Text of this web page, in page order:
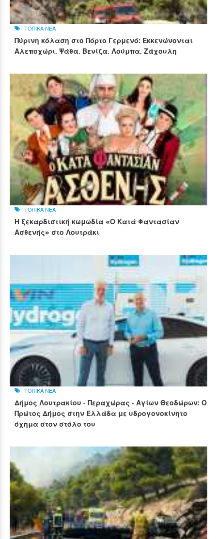
ΤΟΠΙΚΑ ΝΕΑ
Πύρινη κόλαση στο Πόρτο Γερμενό: Εκκενώνονται
Αλεποχώρι, Ψάθα, Βενίζα, Λούμπα, Ζάχουλη
ΤΟΠΙΚΑ ΝΕΑ
Η ξεκαρδιστική κωμωδία «Ο Κατά Φαντασίαν
Ασθενής» στο Λουτράκι
ΤΟΠΙΚΑ ΝΕΑ
Δήμος Λουτρακίου - Περαχώρας - Αγίων Θεοδώρων: Ο
Πρώτος Δήμος στην Ελλάδα με υδρογονοκίνητο
όχημα στον στόλο του